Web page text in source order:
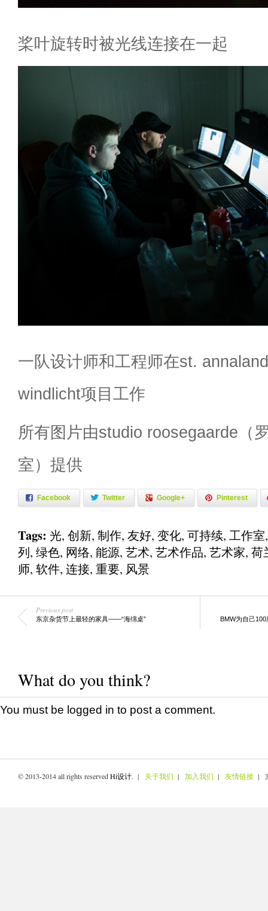
桨叶旋转时被光线连接在一起
一队设计师和工程师在st.
windlicht项目工作
所有图片由studio roosegaarde（
室）提供
Facebook Twitter Google+ Pinterest
Tags: 光, 创新, 制作, 友好, 变化, 可持续, 工作室
列, 绿色, 网络, 能源, 艺术, 艺术作品, 艺术家, 荷
师, 软件, 连接, 重要, 风景
Previous post
东京杂货节上最轻的家具——“海绵桌” BMW为自己
What do you think?
You must be logged in to post a comment.
© 2013-2014 all rights reservedHi设计. | 关于我们 | 加入我们 | 友情链接 |